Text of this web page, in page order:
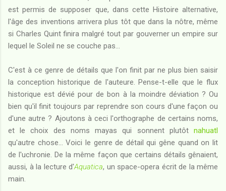
est permis de supposer que, dans cette Histoire alternative,
l'âge des inventions arrivera plus tôt que dans la nôtre, même
si Charles Quint finira malgré tout par gouverner un empire sur
lequel le Soleil ne se couche pas...
C'est à ce genre de détails que l'on finit par ne plus bien saisir
la conception historique de l'auteure. Pense-t-elle que le flux
historique est dévié pour de bon à la moindre déviation ? Ou
bien qu'il finit toujours par reprendre son cours d'une façon ou
d'une autre ? Ajoutons à ceci l'orthographe de certains noms,
et le choix des noms mayas qui sonnent plutôt nahuatl
qu'autre chose... Voici le genre de détail qui gêne quand on lit
de l'uchronie. De la même façon que certains détails gênaient,
aussi, à la lecture d'Aquatica, un space-opera écrit de la même
main.